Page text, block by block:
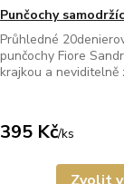
Punčochy
Průhledné
punčochy Fiore
krajkou a neviditelně
395 Kč/ks